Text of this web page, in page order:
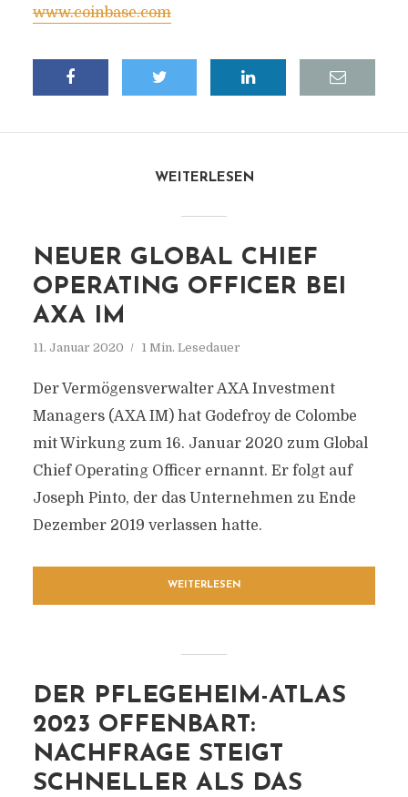
www.coinbase.com
WEITERLESEN
NEUER GLOBAL CHIEF
OPERATING OFFICER BEI
AXA IM
11. Januar 2020 1 Min. Lesedauer
Der Vermögensverwalter AXA Investment
Managers (AXA IM) hat Godefroy de Colombe
mit Wirkung zum 16. Januar 2020 zum Global
Chief Operating Officer ernannt. Er folgt auf
Joseph Pinto, der das Unternehmen zu Ende
Dezember 2019 verlassen hatte.
WEITERLESEN
DER PFLEGEHEIM-ATLAS
2023 OFFENBART:
NACHFRAGE STEIGT
SCHNELLER ALS DAS